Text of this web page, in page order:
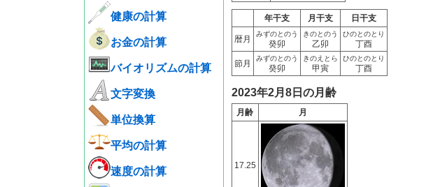
健康の計算
お金の計算
バイオリズムの計算
文字変換
単位換算
平均の計算
速度の計算
年干支 月干支 日干支
暦月
みずのとのう
癸卯
きのとのう
乙卯
ひのとのとり
丁酉
節月
みずのとのう
癸卯
きのえとら
甲寅
ひのとのとり
丁酉
2023年2月8日の月齢
月齢 月
17.25